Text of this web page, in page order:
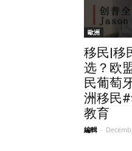
歐洲
移民|移
选？欧
民葡萄
洲移民
教育
編輯 -